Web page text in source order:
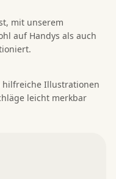
mit unserem
auf Handys als auch
hilfreiche Illustrationen
leicht merkbar